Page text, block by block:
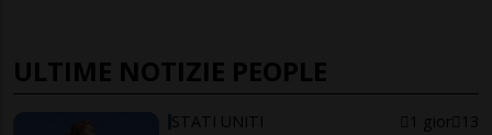
ULTIME NOTIZIE PEOPLE
STATI UNITI 1 gior 13